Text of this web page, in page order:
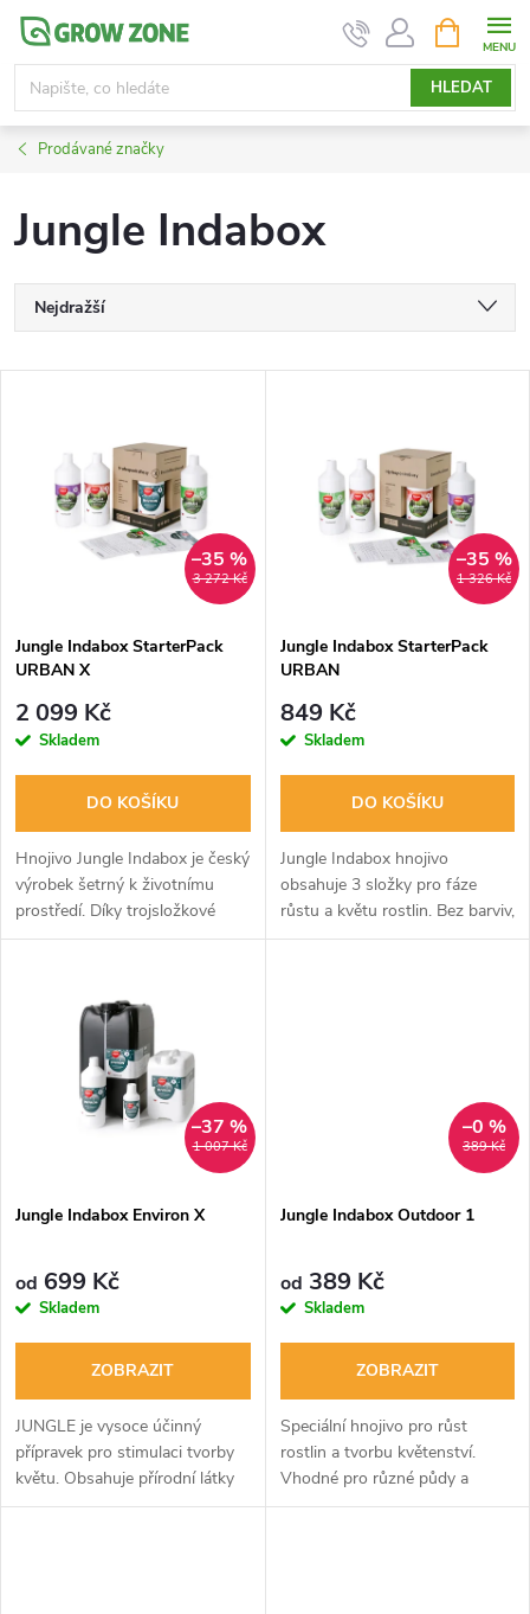
Přejít
obsah
HLEDAT
NÁKUPNÍ
KOŠÍK
Prodávané značky
Jungle Indabox
Ř
a
p
r
o
d
u
Nejdražší
Abecedně
s
p
r
d
u
3 272 Kč
–35 %
Jungle Indabox StarterPack
URBAN X
2 099 Kč
Skladem
DO KOŠÍKU
Hnojivo Jungle Indabox je český
výrobek šetrný k životnímu
prostředí. Díky trojsložkové
kombinaci hnojiva a
výsledků v různých...
1 326 Kč
–35 %
Jungle Indabox StarterPack
URBAN
849 Kč
Skladem
DO KOŠÍKU
Jungle Indabox hnojivo
obsahuje 3 složky pro fáze
růstu a květu rostlin. Bez barviv,
šetrné k životnímu prostředí.
1 007 Kč
–37 %
Jungle Indabox Environ X
od 699 Kč
Skladem
ZOBRAZIT
JUNGLE je vysoce účinný
přípravek pro stimulaci tvorby
květu. Obsahuje přírodní látky
podporující růst rostlin a
389 Kč
–0 %
Jungle Indabox Outdoor 1
od 389 Kč
Skladem
ZOBRAZIT
Speciální hnojivo pro růst
rostlin a tvorbu květenství.
Vhodné pro různé půdy a
zavlažovací systémy. Obsahuje